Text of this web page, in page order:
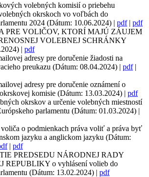
volebných komisií o priebehu
okrskoch vo voľbách do
2024 (Dátum: 10.06.2024) | pdf| pdf
PRE VOLIČOV, KTORÍ MAJÚ ZÁUJEM
VOLEBNEJ SCHRÁNKY
| pdf
adresy pre doručenie žiadosti na
preukazu (Dátum: 08.04.2024) | pdf|
adresy pre doručenie oznámení o
komisie (Dátum: 13.03.2024) | pdf
okrskov a určenie volebných miestností
parlamentu (Dátum: 01.03.2024) |
o podmienkach práva voliť a práva byť
jazyku a anglickom jazyku (Dátum:
| pdf
PREDSEDU NÁRODNEJ RADY
REPUBLIKY o vyhlásení volieb do
(Dátum: 13.02.2024) | pdf